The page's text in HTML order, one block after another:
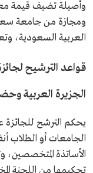
وأصيلة تضيف قيمة
ومجازة من جامعة
العربية السعودية،
قواعد الترشيح
الجزيرة العربية
يحكم الترشح للجائزة
الجامعات أو الطلاب
الأساتذة المتخصصين،
تحكيمها من اللجنة